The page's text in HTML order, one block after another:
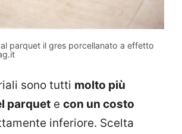
parquet il gres porcellanato a effetto
sono tutti molto più
parquet e con un costo
inferiore. Scelta